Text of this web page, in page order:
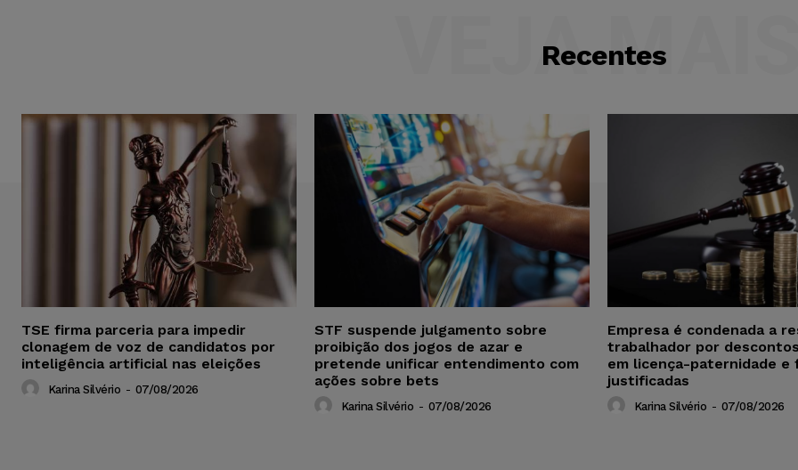
Recentes
VEJA
TSE firma parceria para impedir
clonagem de voz de candidatos por
inteligência artificial nas eleições
Karina Silvério - 07/08/2026
STF suspende julgamento sobre
proibição dos jogos de azar e
pretende unificar entendimento com
ações sobre bets
Karina Silvério - 07/08/2026
Empresa é condenada a
trabalhador por
em licença-paternidade e
justificadas
Karina Silvério - 07/08/2026